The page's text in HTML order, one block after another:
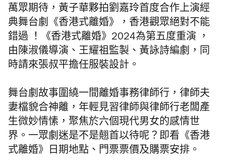
萬眾期待，黃子華夥拍劉嘉玲首度合作上演經
典舞台劇《香港式離婚》，香港觀眾絕對不能
錯過 ！《香港式離婚》2024為第五度重演 ，
由陳淑儀導演、王耀祖監製、黃詠詩編劇，同
時請來張叔平擔任服裝設計。
舞台劇故事圍繞一間離婚事務律師行，律師夫
妻檔貌合神離，年輕見習律師與律師行老闆產
生微妙情愫，聚焦於六個現代男女的感情世
界。一眾劇迷是不是翹首以待呢？即看《香港
式離婚》日期地點、門票票價及購票安排。